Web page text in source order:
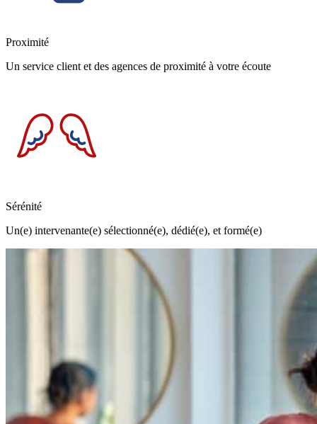
Proximité
Un service client et des agences de proximité à votre écoute
Sérénité
Un(e) intervenante(e) sélectionné(e), dédié(e), et formé(e)